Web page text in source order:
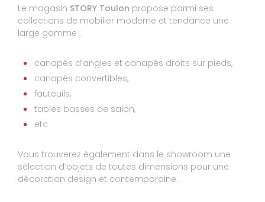
6 BRIGITTE
produits
Réponse de STORY TOULON :
Bonjour Mme SAUVAGE, nous sommes navrés
de votre retour, effectivement la vendeuse a qui
vous avez eu à faire était une vendeuse extra
n'enlève en rien la qualité du produit. Nous
espérons toutefois que vous pourrez profiter
pleinement de votre canapé. Cordialement
Le magasin STORY Toulon propose parmi ses
collections de mobilier moderne et tendance une
large gamme :
canapés d’angles et canapés droits sur pieds,
canapés convertibles,
fauteuils,
tables basses de salon,
etc
Vous trouverez également dans le showroom une
sélection d’objets de toutes dimensions pour une
décoration design et contemporaine.